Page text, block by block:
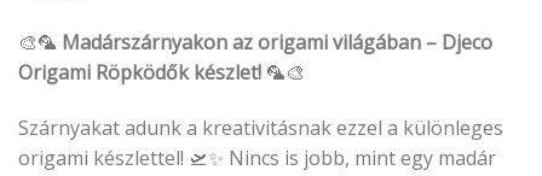
🎨🦜 Madárszárnyakon az origami világában – Djeco
Origami Röpködők készlet! 🦜🎨
Szárnyakat adunk a kreativitásnak ezzel a különleges
origami készlettel! 🛫✨ Nincs is jobb, mint egy madár